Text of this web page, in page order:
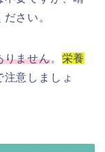
さい。
りません。 栄養
意しましょ